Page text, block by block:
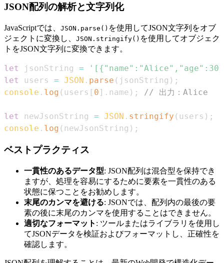
JSON配列の解析と文字列化
JavaScriptでは、 JSON.parse() を使用してJSON文字列をオブ
ジェクトに変換し、 JSON.stringify() を使用してオブジェク
トをJSON文字列に変換できます。
let jsonString =
let
users = JSON . parse ( jsonString ) ;
console . log ( users [ 0 ] . name ) ; // 出力：Alice
let newJsonString = JSON . stringify ( users ) ;
console . log ( newJsonString ) ;
ベストプラクティス
一貫性のあるデータ型: JSON配列は混合型を保持でき
ますが、処理を容易にするために要素を一貫性のある
状態に保つことをお勧めします。
末尾のカンマを避ける: JSONでは、配列内の最後の要
素の後に末尾のカンマを使用することはできません。
適切なフォーマット : ツールまたはライブラリを使用し
てJSONデータを検証およびフォーマットし、正確性を
確認します。